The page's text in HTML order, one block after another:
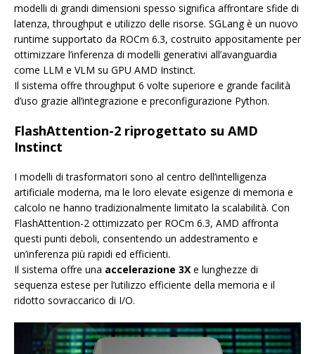
modelli di grandi dimensioni spesso significa affrontare sfide di
latenza, throughput e utilizzo delle risorse. SGLang è un nuovo
runtime supportato da ROCm 6.3, costruito appositamente per
ottimizzare l’inferenza di modelli generativi all’avanguardia
come LLM e VLM su GPU AMD Instinct.
Il sistema offre throughput 6 volte superiore e grande facilità
d’uso grazie all’integrazione e preconfigurazione Python.
FlashAttention-2 riprogettato su AMD
Instinct
I modelli di trasformatori sono al centro dell’intelligenza
artificiale moderna, ma le loro elevate esigenze di memoria e
calcolo ne hanno tradizionalmente limitato la scalabilità. Con
FlashAttention-2 ottimizzato per ROCm 6.3, AMD affronta
questi punti deboli, consentendo un addestramento e
un’inferenza più rapidi ed efficienti.
Il sistema offre una accelerazione 3X e lunghezze di
sequenza estese per l’utilizzo efficiente della memoria e il
ridotto sovraccarico di I/O.